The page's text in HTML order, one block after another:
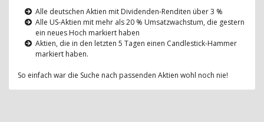
Alle deutschen Aktien mit Dividenden-Renditen über 3 %
Alle US-Aktien mit mehr als 20 % Umsatzwachstum, die gestern
ein neues Hoch markiert haben
Aktien, die in den letzten 5 Tagen einen Candlestick-Hammer
markiert haben.
So einfach war die Suche nach passenden Aktien wohl noch nie!